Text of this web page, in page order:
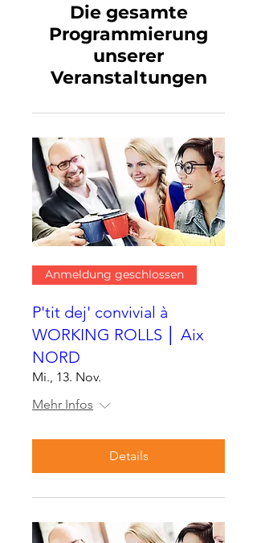
Die gesamte
Programmierung
unserer
Veranstaltungen
Anmeldung geschlossen
P'tit dej' convivial à
WORKING ROLLS │ Aix
NORD
Mi., 13. Nov.
Mehr Infos
Details